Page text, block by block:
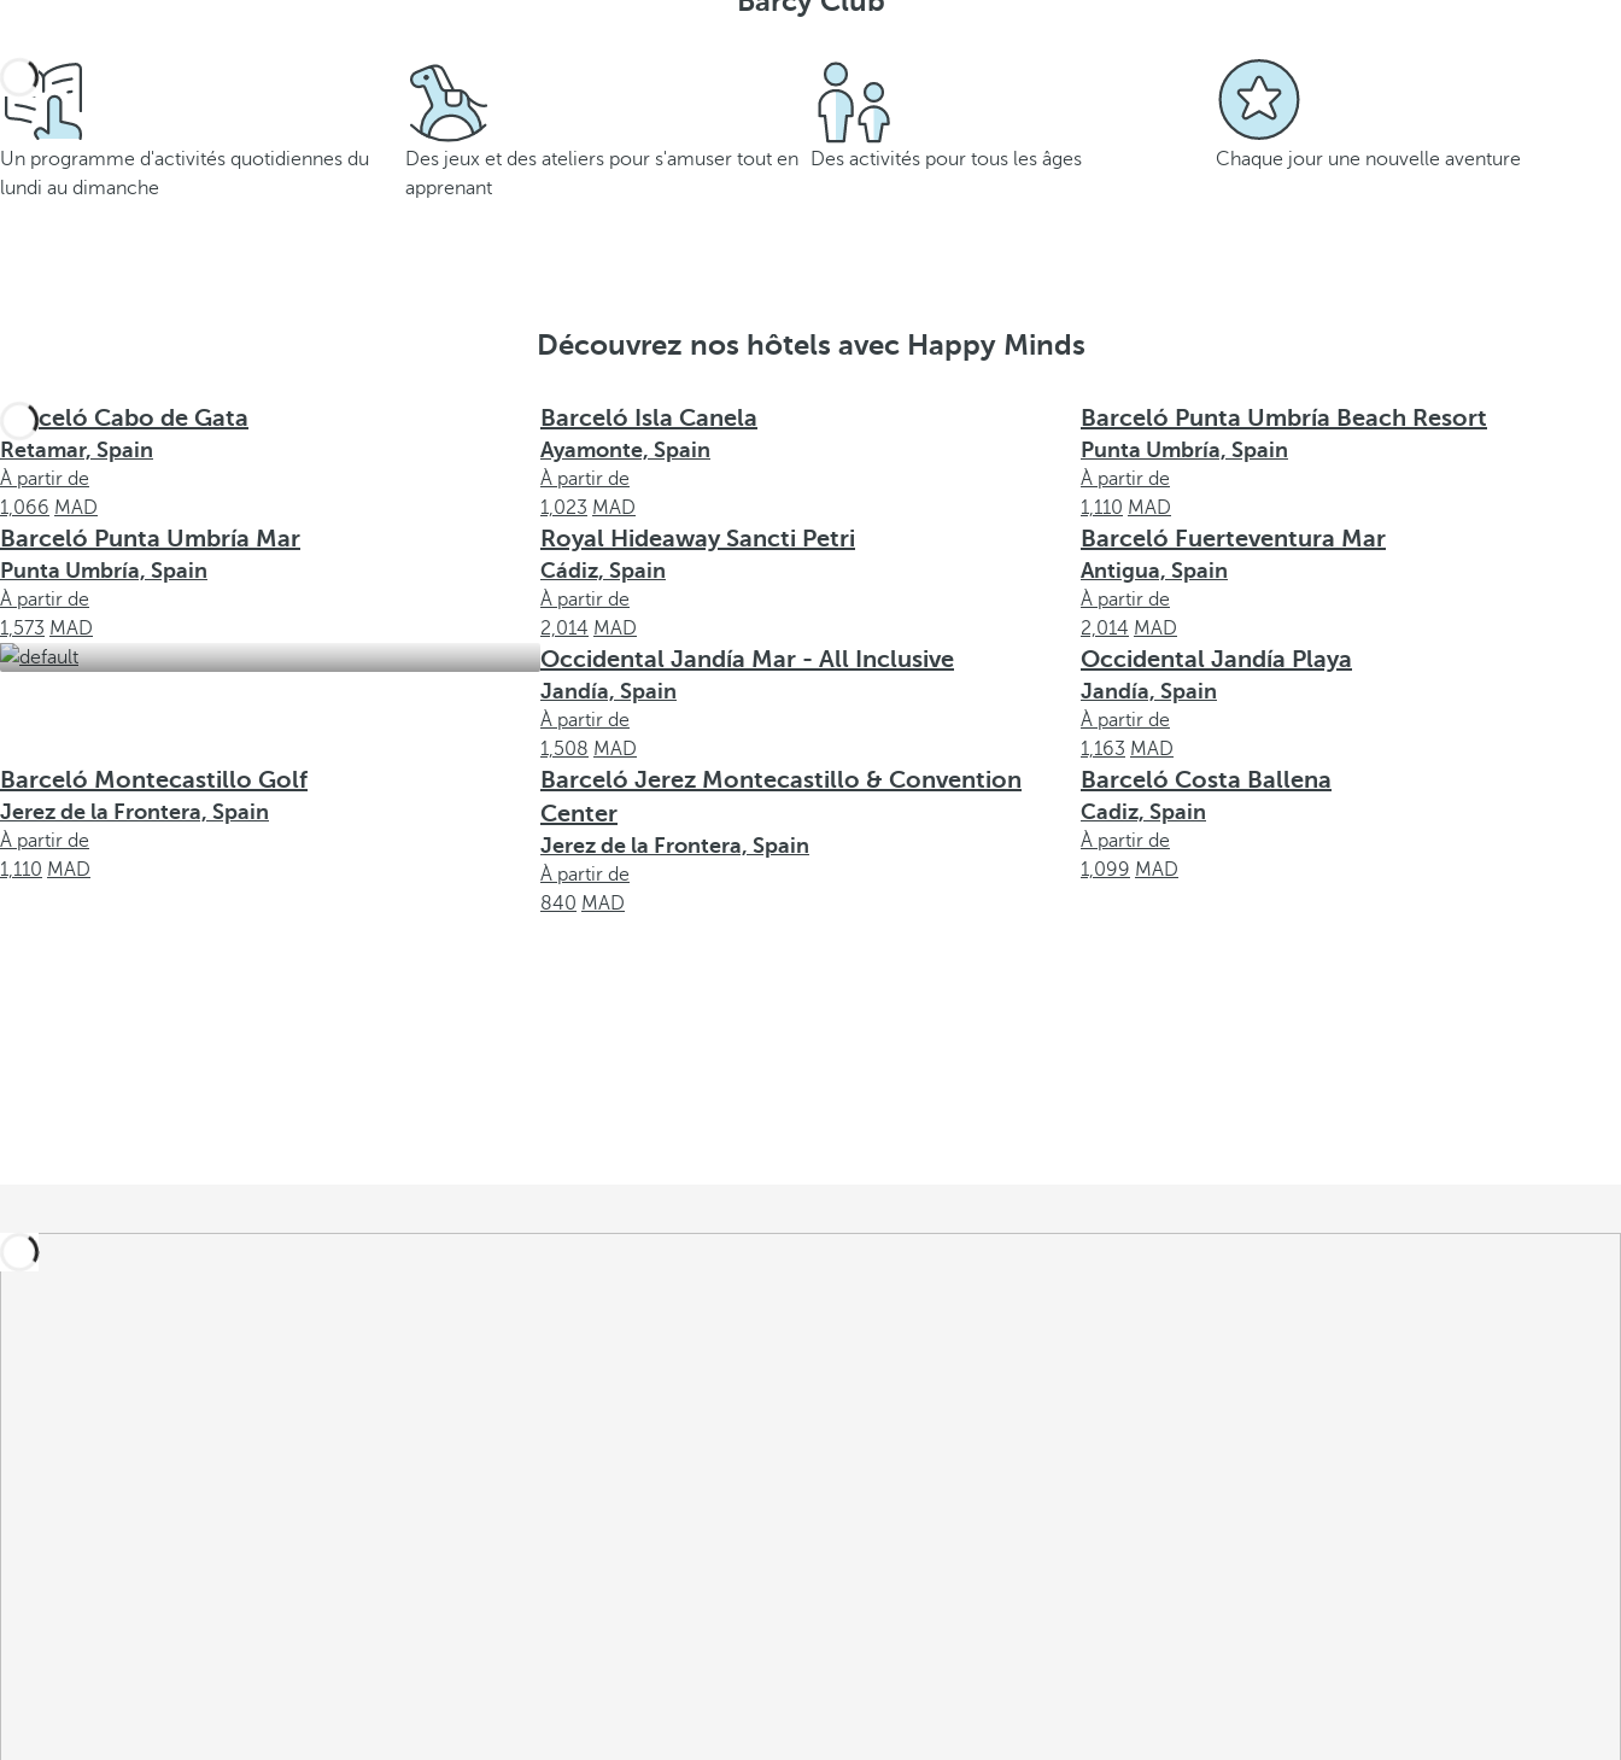
Un programme d'activités quotidiennes du
lundi au dimanche
Des jeux et des ateliers pour s'amuser tout en
apprenant
Des activités pour tous les âges Chaque jour une nouvelle aventure
Découvrez nos hôtels avec Happy Minds
Barceló Cabo de Gata
Retamar, Spain
À partir de
1,066
Barceló Isla Canela
Ayamonte, Spain
À partir de
1,023
Barceló Punta Umbría Beach Resort
Punta Umbría, Spain
À partir de
1,110
Barceló Punta Umbría Mar
Punta Umbría, Spain
À partir de
1,573
Royal Hideaway Sancti Petri
Cádiz, Spain
À partir de
2,014
Barceló Fuerteventura Mar
Antigua, Spain
À partir de
2,014
Occidental Jandía Mar - All Inclusive
Jandía, Spain
À partir de
1,508
Occidental Jandía Playa
Jandía, Spain
À partir de
1,163
Barceló Montecastillo Golf
Jerez de la Frontera, Spain
À partir de
1,110
Barceló Jerez Montecastillo & Convention
Center
Jerez de la Frontera, Spain
À partir de
840
Barceló Costa Ballena
Cadiz, Spain
À partir de
1,099